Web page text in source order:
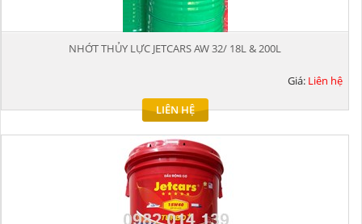
NHỚT THỦY LỰC JETCARS AW 32/ 18L & 200L
Giá: Liên hệ
LIÊN HỆ